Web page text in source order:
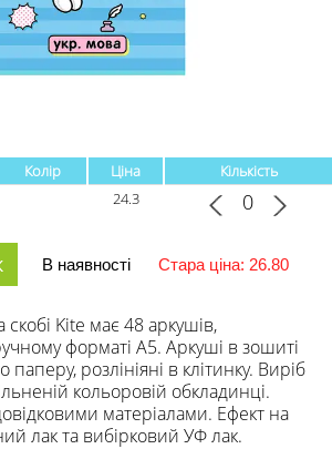
Колір Ціна
Кількість
24.3
В наявності Стара ціна: 26.80
Kite має 48 аркушів,
форматі А5. Аркуші в зошиті
паперу, розлініяні в клітинку. Виріб
кольоровій обкладинці.
матеріалами. Ефект на
лак та вибірковий УФ лак.